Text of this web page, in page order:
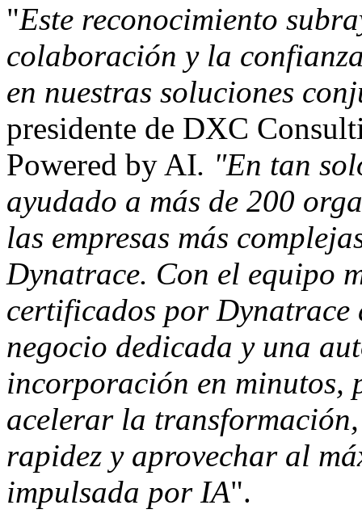
"Este reconocimiento
colaboración y la
en nuestras soluciones
presidente de DXC
Powered by AI. "En tan
ayudado a más de 200
las empresas más
Dynatrace. Con el equipo
certificados por Dynatrace
negocio dedicada y una
incorporación en minutos,
acelerar la
rapidez y aprovechar al
impulsada por IA".